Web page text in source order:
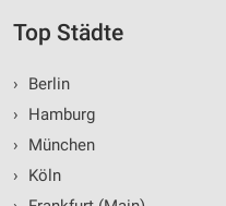
Top Städte
›
Berlin
›
Hamburg
›
München
›
Köln